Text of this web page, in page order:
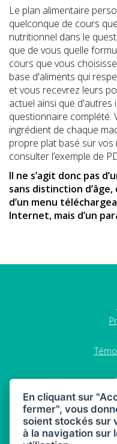
Le plan alimentaire
quelconque de cours
nutritionnel dans le
que de vous quelle
cours que vous
base d'aliments qui
et vous recevrez leurs
actuel ainsi que
questionnaire complété.
ingrédient de chaque
propre plat basé sur
consulter l’exemple de
Il ne s’agit donc pas d
sans distinction
d’un menu tél
Internet, mais d’un
En cliquant sur
fermer", vous
soient stockés sur
à la navigation sur